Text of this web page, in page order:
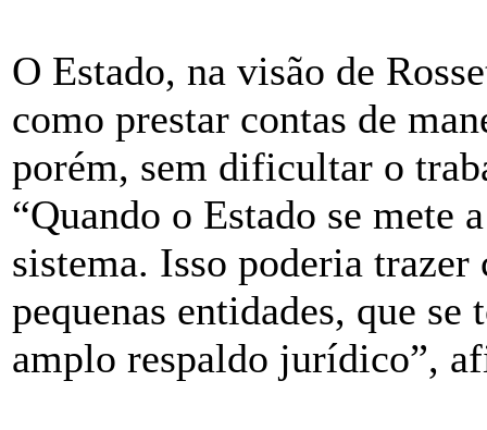
O Estado, na visão de
como prestar contas de
porém, sem dificultar o
“Quando o Estado se mete
sistema. Isso poderia trazer
pequenas entidades, que
amplo respaldo jurídico”,